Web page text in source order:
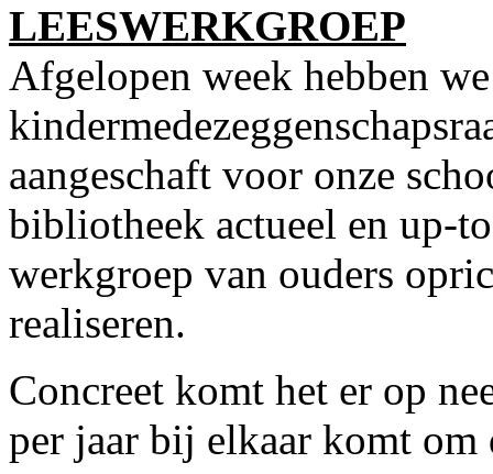
LEESWERKGROEP
Afgelopen week hebben
aangeschaft voor onze
bibliotheek actueel en up-
werkgroep van ouders
realiseren.
Concreet komt het er op
per jaar bij elkaar komt om